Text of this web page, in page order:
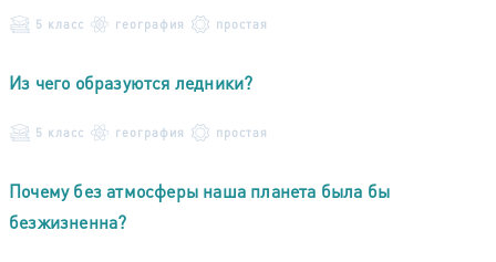
5 класс география простая
Из чего образуются ледники?
5 класс география простая
Почему без атмосферы наша планета была бы
безжизненна?